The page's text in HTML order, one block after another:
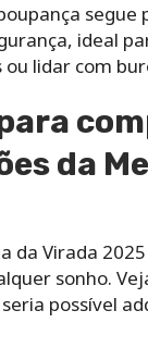
segue
ideal
lidar com
da
da Virada
sonho.
possível